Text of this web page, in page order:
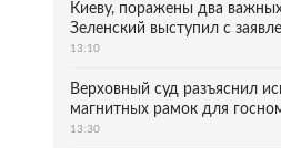
Киеву, поражены два
Зеленский выступил с
13:10
Верховный суд разъяснил
магнитных рамок для
13:30